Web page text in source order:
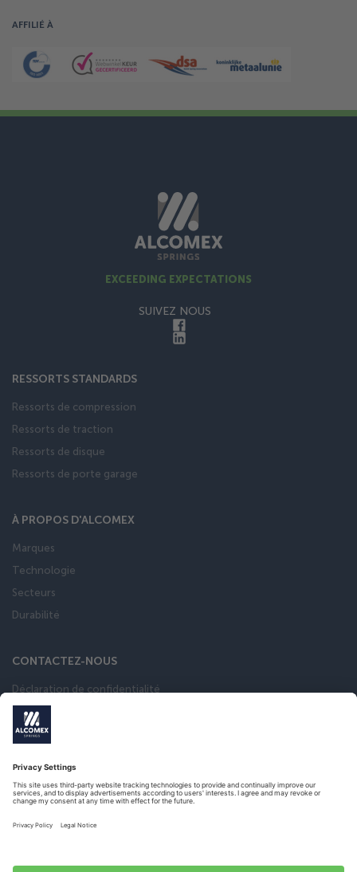
AFFILIÉ À
EXCEEDING EXPECTATIONS
SUIVEZ NOUS
RESSORTS STANDARDS
Ressorts de compression
Ressorts de traction
Ressorts de disque
Ressorts de porte garage
À PROPOS D'ALCOMEX
Marques
Technologie
Secteurs
Durabilité
CONTACTEZ-NOUS
Déclaration de confidentialité
Conditions general de vente
calculateur de ressort